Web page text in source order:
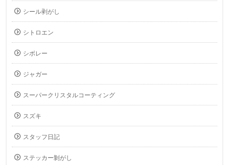
シール剥がし
シトロエン
シボレー
ジャガー
スーパークリスタルコーティング
スズキ
スタッフ日記
ステッカー剝がし